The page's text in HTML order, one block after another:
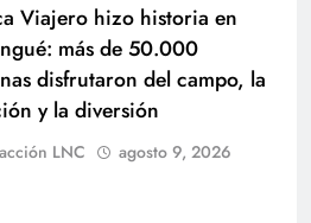
Viajero hizo historia en
más de 50.000
disfrutaron del campo, la
y la diversión
LNC agosto 9, 2026